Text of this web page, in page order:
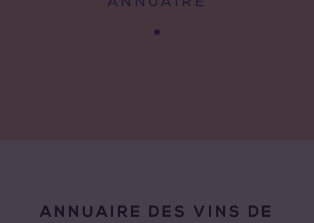
ANNUAIRE DES VINS DE